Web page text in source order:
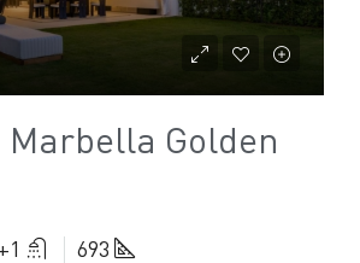
Golden
693